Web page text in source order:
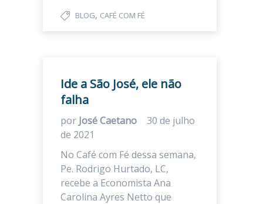
BLOG, CAFÉ COM FÉ
Ide a São José, ele não
falha
por José Caetano
30 de julho
de 2021
No Café com Fé dessa semana,
Pe. Rodrigo Hurtado, LC,
recebe a Economista Ana
Carolina Ayres Netto que